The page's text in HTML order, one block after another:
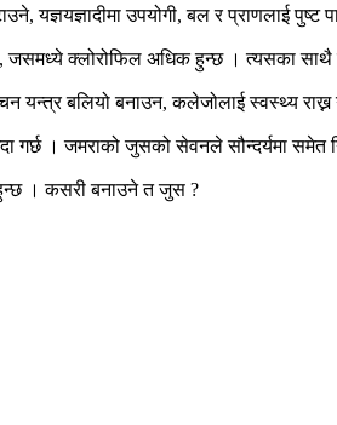
यज्ञयज्ञादीमा उपयोगी, बल र प्राणलाई पुष्ट
क्लोरोफिल अधिक हुन्छ । त्यसका साथै
यन्त्र बलियो बनाउन, कलेजोलाई स्वस्थ्य
गर्छ । जमराको जुसको सेवनले सौन्दर्यमा समेत
। कसरी बनाउने त जुस ?